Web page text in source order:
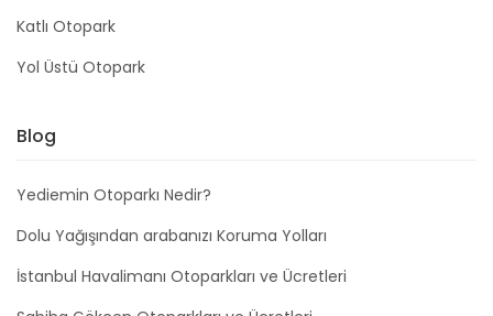
Katlı Otopark
Yol Üstü Otopark
Blog
Yediemin Otoparkı Nedir?
Dolu Yağışından arabanızı Koruma Yolları
İstanbul Havalimanı Otoparkları ve Ücretleri